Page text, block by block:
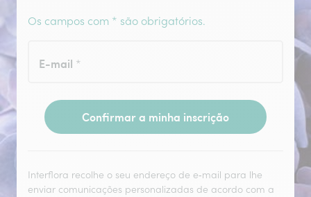
Os campos com * são obrigatórios.
E-mail *
Confirmar a minha inscrição
Interflora recolhe o seu endereço de e‑mail para lhe
enviar comunicações personalizadas de acordo com a